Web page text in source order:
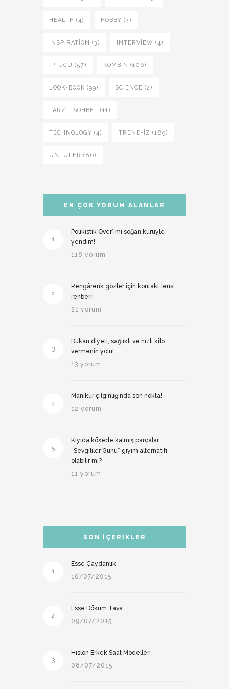
HEALTH (4) HOBBY (3)
INSPIRATION (3) INTERVIEW (4)
İP-UCU (57) KOMBIN (106)
LOOK-BOOK (99) SCIENCE (2)
TARZ-I SOHBET (11)
TECHNOLOGY (4) TREND-IZ (189)
ÜNLÜLER (86)
EN ÇOK YORUM ALANLAR
1
Polikistik Over’imi soğan kürüyle
yendim!
118 yorum
2
Rengârenk gözler için kontakt lens
rehberi!
21 yorum
3
Dukan diyeti; sağlıklı ve hızlı kilo
vermenin yolu!
13 yorum
4
Manikür çılgınlığında son nokta!
12 yorum
5
Kıyıda köşede kalmış parçalar
“Sevgililer Günü” giyim alternatifi
olabilir mi?
11 yorum
SON İÇERIKLER
1
Esse Çaydanlık
10/07/2015
2
Esse Döküm Tava
09/07/2015
3
Hislon Erkek Saat Modelleri
08/07/2015